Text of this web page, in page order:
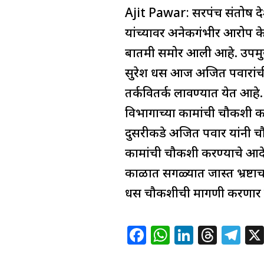
c
e
b
o
o
k
at
s
A
p
p
k
e
dI
n
re
a
d
s
e
g
ra
m
Ajit Pawar: सरपंच संतोष
यांच्यावर अनेकगंभीर आरोप
बातमी समोर आली आहे.
सुरेश धस आज अजित पवारांची
तर्कवितर्क लावण्यात येत
विभागाच्या कामांची चौकशी
दुसरीकडे अजित पवार यांनी
कामांची चौकशी करण्याचे
काळात सगळ्यात जास्त
धस चौकशीची मागणी करणार
F W Li T T
सुरेश
धसांची
भेट,नेमकं
कारण
काय?